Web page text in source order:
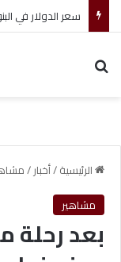
ضبط متهم
الرئيسية/أخبار/
مشاهير
بعد رحلة